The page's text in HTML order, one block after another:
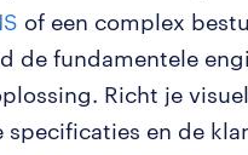
of een complex
de fundamentele
Richt je
specificaties en de